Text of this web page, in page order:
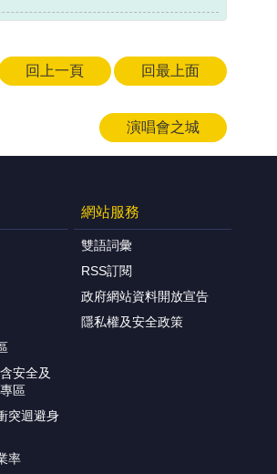
回上一頁 回最上面
演唱會之城
安全及
區
突迴避身
率
網站服務
雙語詞彙
RSS訂閱
政府網站資料開放宣告
隱私權及安全政策